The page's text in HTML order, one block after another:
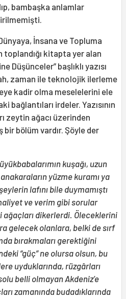
bambaşka anlamlar
İnsana ve Topluma
toplandığı kitapta yer alan
Düşünceler” başlıklı yazısı
zaman ile teknolojik ilerleme
kadir olma meselelerini ele
bağlantıları irdeler. Yazısının
zeytin ağacı üzerinden
bir bölüm vardır. Şöyle der
kuşağı, uzun
yüzme kuramı ya
lafını bile duymamıştı
ve verim gibi sorular
ağaçları dikerlerdi. Öleceklerini
gelecek olanlara, belki de sırf
bırakmaları gerektiğini
“güç” ne olursa olsun, bu
uyduklarında, rüzgârları
belli olmayan Akdeniz’e
zamanında budadıklarında